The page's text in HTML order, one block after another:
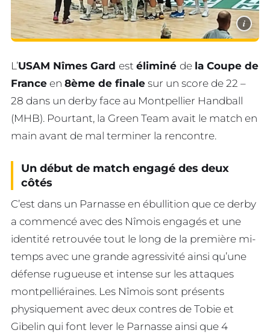
i
L’USAM Nîmes Gard est éliminé de la Coupe de
France en 8ème de finale sur un score de 22 –
28 dans un derby face au Montpellier Handball
(MHB). Pourtant, la Green Team avait le match en
main avant de mal terminer la rencontre.
Un début de match engagé des deux
côtés
C’est dans un Parnasse en ébullition que ce derby
a commencé avec des Nîmois engagés et une
identité retrouvée tout le long de la première mi-
temps avec une grande agressivité ainsi qu’une
défense rugueuse et intense sur les attaques
montpelliéraines. Les Nîmois sont présents
physiquement avec deux contres de Tobie et
Gibelin qui font lever le Parnasse ainsi que 4